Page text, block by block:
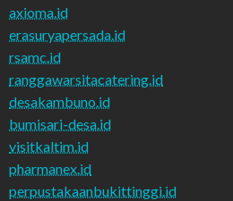
axioma.id
erasuryapersada.id
rsamc.id
ranggawarsitacatering.id
desakambuno.id
bumisari-desa.id
visitkaltim.id
pharmanex.id
perpustakaanbukittinggi.id